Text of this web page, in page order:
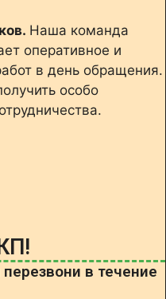
Наша команда
оперативное и
в день обращения.
особо
в течение